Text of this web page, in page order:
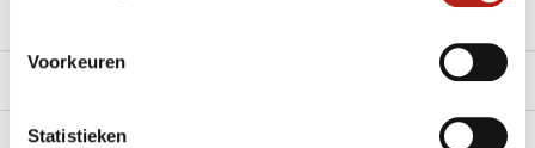
Voorkeuren
Statistieken